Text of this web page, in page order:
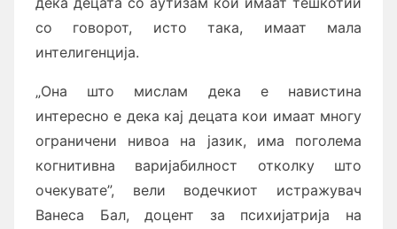
со говорот, исто така, имаат мала
интелигенција.
„Она што мислам дека е навистина
интересно е дека кај децата кои имаат многу
ограничени нивоа на јазик, има поголема
когнитивна варијабилност отколку што
очекувате”, вели водечкиот истражувач
Ванеса Бал, доцент за психијатрија на